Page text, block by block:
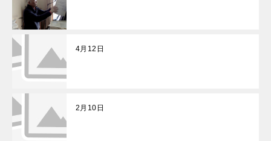
4月12日
2月10日